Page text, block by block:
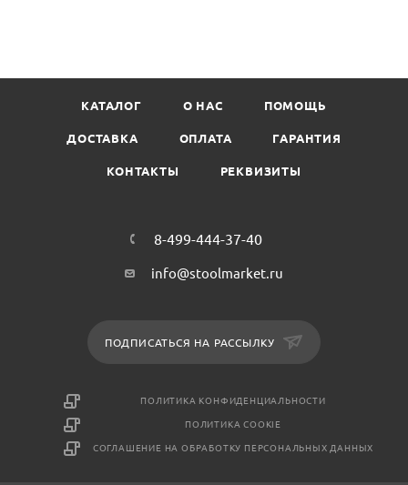
КАТАЛОГ О НАС ПОМОЩЬ
ДОСТАВКА ОПЛАТА ГАРАНТИЯ
КОНТАКТЫ РЕКВИЗИТЫ
8-499-444-37-40
info@stoolmarket.ru
ПОДПИСАТЬСЯ НА РАССЫЛКУ
ПОЛИТИКА КОНФИДЕНЦИАЛЬНОСТИ
ПОЛИТИКА COOKIE
СОГЛАШЕНИЕ НА ОБРАБОТКУ ПЕРСОНАЛЬНЫХ ДАННЫХ